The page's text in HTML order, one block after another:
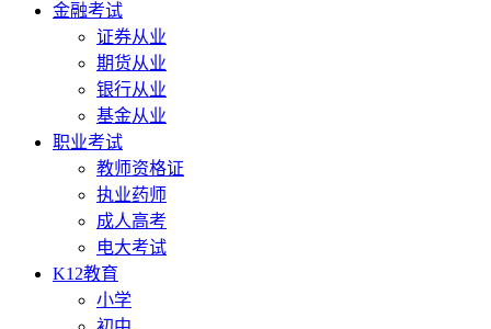
金融考试
证券从业
期货从业
银行从业
基金从业
职业考试
教师资格证
执业药师
成人高考
电大考试
K12教育
小学